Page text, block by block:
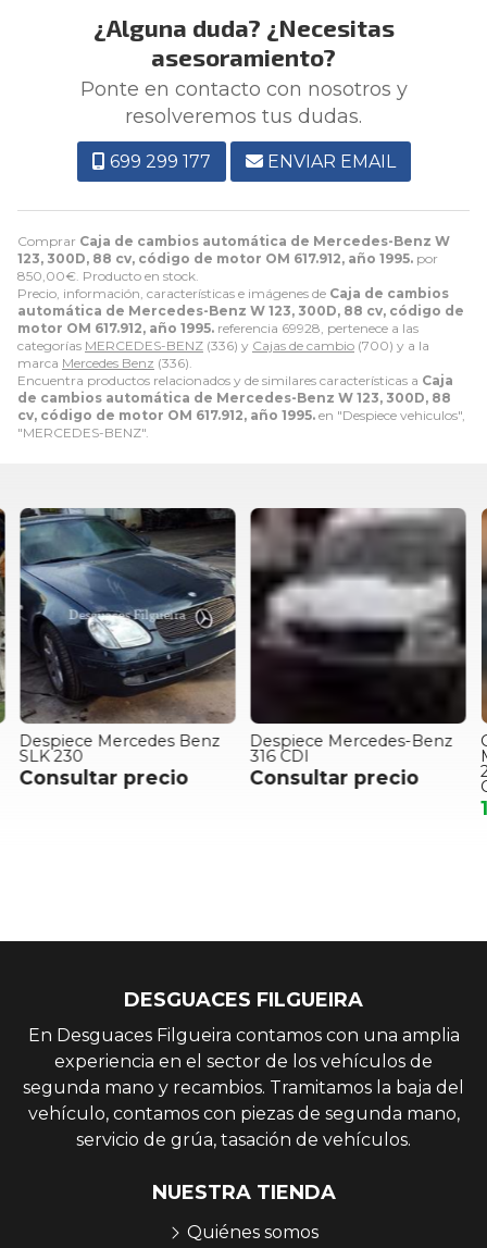
Comprar Caja de cambios automática de Mercedes-Benz W
123, 300D, 88 cv, código de motor OM 617.912, año 1995. por
850,00€ . Producto en stock.
Precio, información, características e imágenes de Caja de cambios
automática de Mercedes-Benz W 123, 300D, 88 cv, código de
motor OM 617.912, año 1995. referencia 69928, pertenece a las
categorías MERCEDES-BENZ (336) y Cajas de cambio (700) y a la
marca Mercedes Benz (336).
Encuentra productos relacionados y de similares características a Caja
de cambios automática de Mercedes-Benz W 123, 300D, 88
cv, código de motor OM 617.912, año 1995. en "Despiece vehiculos",
"MERCEDES-BENZ".
¿Alguna duda? ¿Necesitas
asesoramiento?
Ponte en contacto con nosotros y
resolveremos tus dudas.
699 299 177 ENVIAR EMAIL
Despiece Mercedes Benz
SLK 230
Consultar precio
Despiece Mercedes-Benz
316 CDI
Consultar precio
DESGUACES FILGUEIRA
En Desguaces Filgueira contamos con una amplia
experiencia en el sector de los vehículos de
segunda mano y recambios. Tramitamos la baja del
vehículo, contamos con piezas de segunda mano,
servicio de grúa, tasación de vehículos.
NUESTRA TIENDA
Quiénes somos